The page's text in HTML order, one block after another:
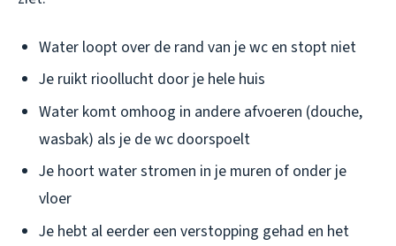
Water loopt over de rand van je wc en stopt niet
Je ruikt rioollucht door je hele huis
Water komt omhoog in andere afvoeren (douche,
wasbak) als je de wc doorspoelt
Je hoort water stromen in je muren of onder je
vloer
Je hebt al eerder een verstopping gehad en het